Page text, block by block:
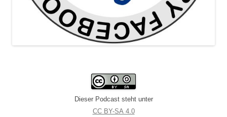
Dieser Podcast steht unter
CC BY-SA 4.0